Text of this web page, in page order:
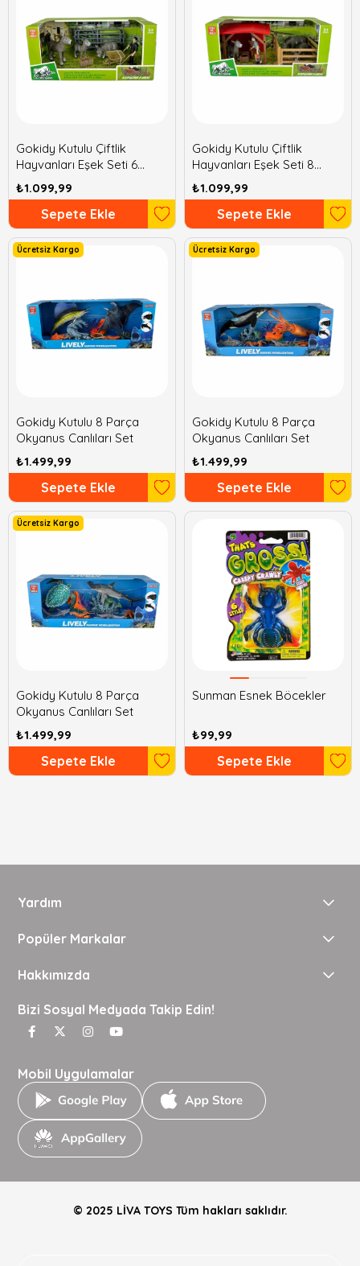
Gokidy Kutulu Çiftlik
Hayvanları Eşek Seti 6
Parça
₺1.099,99
Sepete Ekle
Gokidy Kutulu Çiftlik
Hayvanları Eşek Seti 8
Parça
₺1.099,99
Sepete Ekle
Gokidy Kutulu 8 Parça
Okyanus Canlıları Set
₺1.499,99
Ücretsiz Kargo
Sepete Ekle
Gokidy Kutulu 8 Parça
Okyanus Canlıları Set
₺1.499,99
Ücretsiz Kargo
Sepete Ekle
Gokidy Kutulu 8 Parça
Okyanus Canlıları Set
₺1.499,99
Ücretsiz Kargo
Sepete Ekle
Sunman Esnek Böcekler
₺99,99
Sepete Ekle
Yardım
Popüler Markalar
Hakkımızda
Bizi Sosyal Medyada Takip Edin!
Mobil Uygulamalar
© 2025 LİVA TOYS Tüm hakları saklıdır.